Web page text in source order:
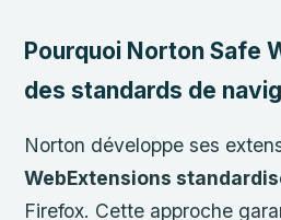
Pourquoi Norton Safe
des standards de
Norton développe ses
WebExtensions
Firefox. Cette approche